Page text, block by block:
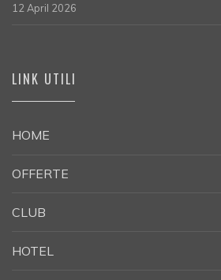
12 April 2026
LINK UTILI
HOME
OFFERTE
CLUB
HOTEL